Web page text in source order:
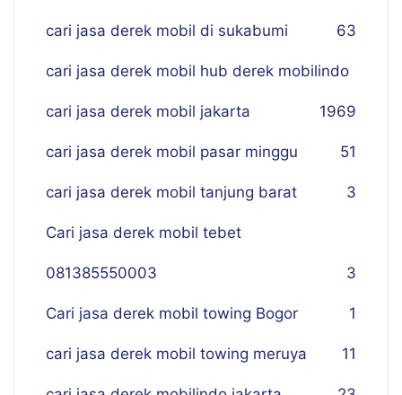
cari jasa derek mobil di sukabumi 63
cari jasa derek mobil hub derek mobilindo
69
cari jasa derek mobil jakarta 19
cari jasa derek mobil pasar minggu 51
cari jasa derek mobil tanjung barat 3
Cari jasa derek mobil tebet
081385550003 3
Cari jasa derek mobil towing Bogor 1
cari jasa derek mobil towing meruya 11